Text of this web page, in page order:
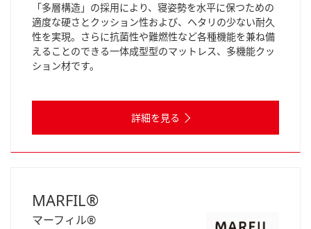
「多層構造」の採用により、寝姿勢を水平に保つための
適度な硬さとクッション性および、ヘタリの少ない耐久
性を実現。さらに抗菌性や難燃性など各種機能を兼ね備
えることのできる一体成型型のマットレス、多機能クッ
ション材です。
詳細を見る
MARFIL®
マーフィル®